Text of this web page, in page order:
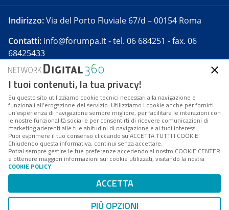
Indirizzo:Via del Porto Fluviale 67/d – 00154 Roma
Contatti: info@forumpa.it- tel. 06 684251 - fax. 06
68425433
Forumpa.itè una pubblicazione telematica iscritta
presso Registro della stampa del Tribunale di Roma -
Reg. n. 182 del 2 maggio 2008 - Direttore resp. Michela
Stentella
FPA s.r.l. è società soggetta a Direzione e
Coordinamento da parte di Digital360 S.p.A. - FPA s.r.l.
è un'azienda certificata per il sistema di management
Codice Fiscale/Partita IVA n. 10693191008 - R.E.A. Roma
n. 1249791. ISP AWS
Mappa del sito
I tuoi contenuti, la tua privacy!
Su questo sito utilizziamo cookie tecnici necessari alla navigazione e
funzionali all’erogazione del servizio. Utilizziamo i cookie anche per fornirti
un’esperienza di navigazione sempre migliore, per facilitare le interazioni con
le nostre funzionalità social e per consentirti di ricevere comunicazioni di
marketing aderenti alle tue abitudini di navigazione e ai tuoi interessi.
Puoi esprimere il tuo consenso cliccando su ACCETTA TUTTI I COOKIE.
Chiudendo questa informativa, continui senza accettare.
Potrai sempre gestire le tue preferenze accedendo al nostro COOKIE CENTER
e ottenere maggiori informazioni sui cookie utilizzati, visitando la nostra
COOKIE POLICY.
ACCETTA
PIÙ OPZIONI